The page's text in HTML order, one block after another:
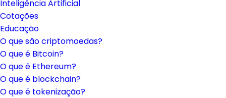
Inteligência Artificial
Cotações
Educação
O que são criptomoedas?
O que é Bitcoin?
O que é Ethereum?
O que é blockchain?
O que é tokenização?